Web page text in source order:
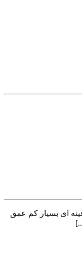
ای بسیار کم عمق